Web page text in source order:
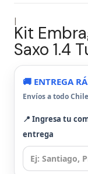
|
Kit
Saxo 1.4
🚚 ENTREGA
Envíos a todo Chile
📍 Ingresa tu
entrega